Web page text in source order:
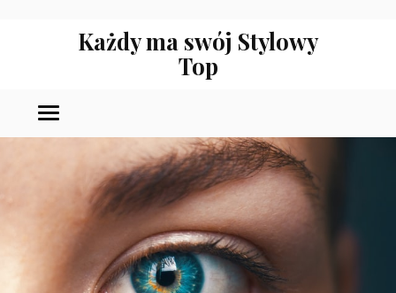
Każdy ma swój Stylowy
Top